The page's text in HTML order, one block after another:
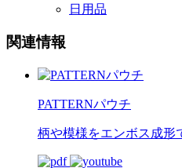
日用品
関連情報
PATTERNパウチ
柄や模様をエンボス成形